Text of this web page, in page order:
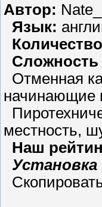
Автор:
Язык:
Сложность
Отменная
начинающие
местность,
Наш
Установка